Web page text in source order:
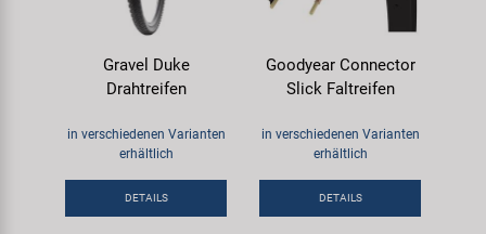
Gravel Duke
Drahtreifen
in verschiedenen Varianten
erhältlich
DETAILS
Goodyear Connector
Slick Faltreifen
in verschiedenen Varianten
erhältlich
DETAILS